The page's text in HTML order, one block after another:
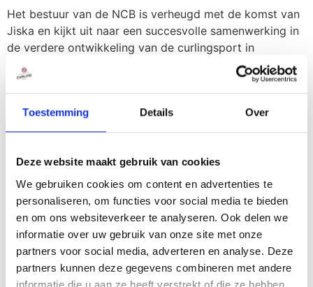
Toestemming Details Over
Deze website maakt gebruik van cookies
We gebruiken cookies om content en advertenties te
personaliseren, om functies voor social media te bieden
en om ons websiteverkeer te analyseren. Ook delen we
informatie over uw gebruik van onze site met onze
partners voor social media, adverteren en analyse. Deze
partners kunnen deze gegevens combineren met andere
informatie die u aan ze heeft verstrekt of die ze hebben
Het bestuur van de NCB is verheugd met de komst van
Jiska en kijkt uit naar een succesvolle samenwerking in
de verdere ontwikkeling van de curlingsport in
Nederland.
aan het curlen of studeren”
More To Explore
Bestuurszaken
NCB zoekt versterking:
officemanager en performance